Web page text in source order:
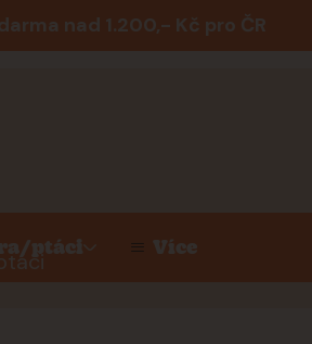
nad 1.200,- Kč pro ČR
ptáci Více